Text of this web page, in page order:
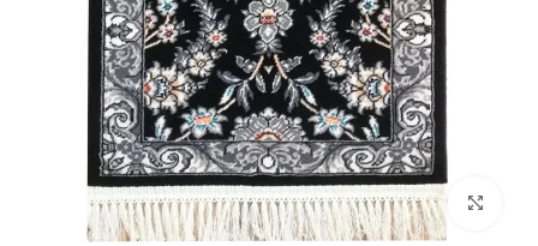
بزرگنمایی تصویر